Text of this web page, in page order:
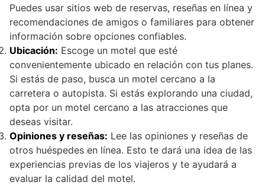
Puedes usar sitios web de reservas, reseñas en línea y
recomendaciones de amigos o familiares para obtener
información sobre opciones confiables.
Ubicación: Escoge un motel que esté
convenientemente ubicado en relación con tus planes.
Si estás de paso, busca un motel cercano a la
carretera o autopista. Si estás explorando una ciudad,
opta por un motel cercano a las atracciones que
deseas visitar.
Opiniones y reseñas: Lee las opiniones y reseñas de
otros huéspedes en línea. Esto te dará una idea de las
experiencias previas de los viajeros y te ayudará a
evaluar la calidad del motel.